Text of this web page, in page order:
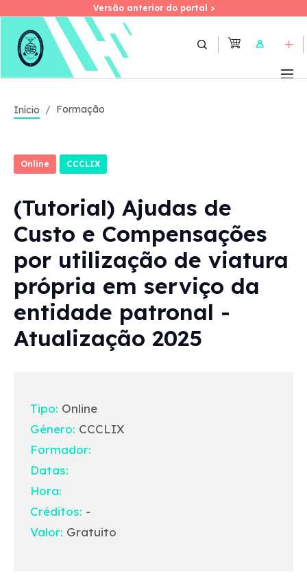
Skip
Versão anterior do portal >
Versão anterior do portal >
User
Início Formação
Online CCCLIX
(Tutorial) Ajudas de
Custo e Compensações
por utilização de viatura
própria em serviço da
entidade patronal -
Atualização 2025
Tipo: Online
Género: CCCLIX
Formador:
Datas:
Hora:
Créditos: -
Valor: Gratuito